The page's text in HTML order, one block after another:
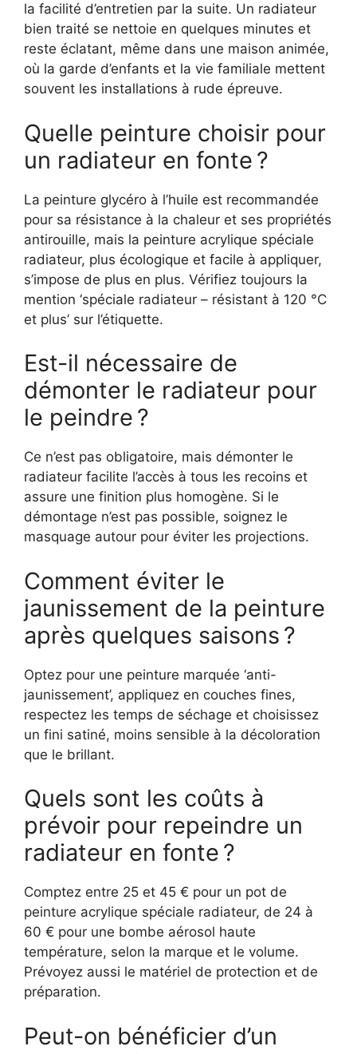
la facilité d’entretien par la suite. Un radiateur
bien traité se nettoie en quelques minutes et
reste éclatant, même dans une maison animée,
où la garde d’enfants et la vie familiale mettent
souvent les installations à rude épreuve.
Quelle peinture choisir pour
un radiateur en fonte ?
La peinture glycéro à l’huile est recommandée
pour sa résistance à la chaleur et ses propriétés
antirouille, mais la peinture acrylique spéciale
radiateur, plus écologique et facile à appliquer,
s’impose de plus en plus. Vérifiez toujours la
mention ‘spéciale radiateur – résistant à 120 °C
et plus’ sur l’étiquette.
Est-il nécessaire de
démonter le radiateur pour
le peindre ?
Ce n’est pas obligatoire, mais démonter le
radiateur facilite l’accès à tous les recoins et
assure une finition plus homogène. Si le
démontage n’est pas possible, soignez le
masquage autour pour éviter les projections.
Comment éviter le
jaunissement de la peinture
après quelques saisons ?
Optez pour une peinture marquée ‘anti-
jaunissement’, appliquez en couches fines,
respectez les temps de séchage et choisissez
un fini satiné, moins sensible à la décoloration
que le brillant.
Quels sont les coûts à
prévoir pour repeindre un
radiateur en fonte ?
Comptez entre 25 et 45 € pour un pot de
peinture acrylique spéciale radiateur, de 24 à
60 € pour une bombe aérosol haute
température, selon la marque et le volume.
Prévoyez aussi le matériel de protection et de
préparation.
Peut-on bénéficier d’un